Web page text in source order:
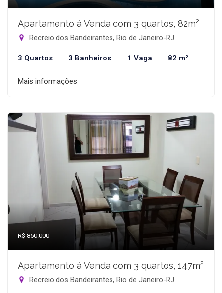
Apartamento à Venda com 3 quartos, 82m²
Recreio dos Bandeirantes, Rio de Janeiro-RJ
3 Quartos 3 Banheiros 1 Vaga 82 m²
Mais informações
R$ 850.000
Apartamento à Venda com 3 quartos, 147m²
Recreio dos Bandeirantes, Rio de Janeiro-RJ